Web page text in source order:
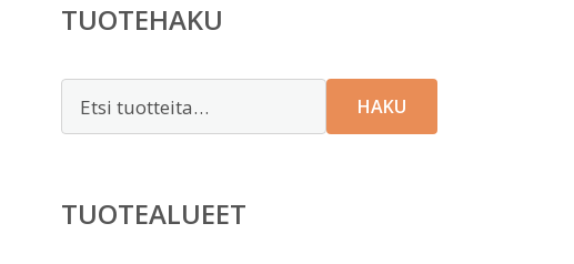
TUOTEHAKU
HAKU
TUOTEALUEET